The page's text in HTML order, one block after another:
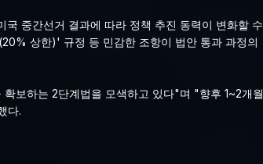
중간선거 결과에 따라 정책 추진 동력이 변화할 수
상한)' 규정 등 민감한 조항이 법안 통과 과정의
보하는 2단계법을 모색하고 있다"며 "향후 1~2개월
다.